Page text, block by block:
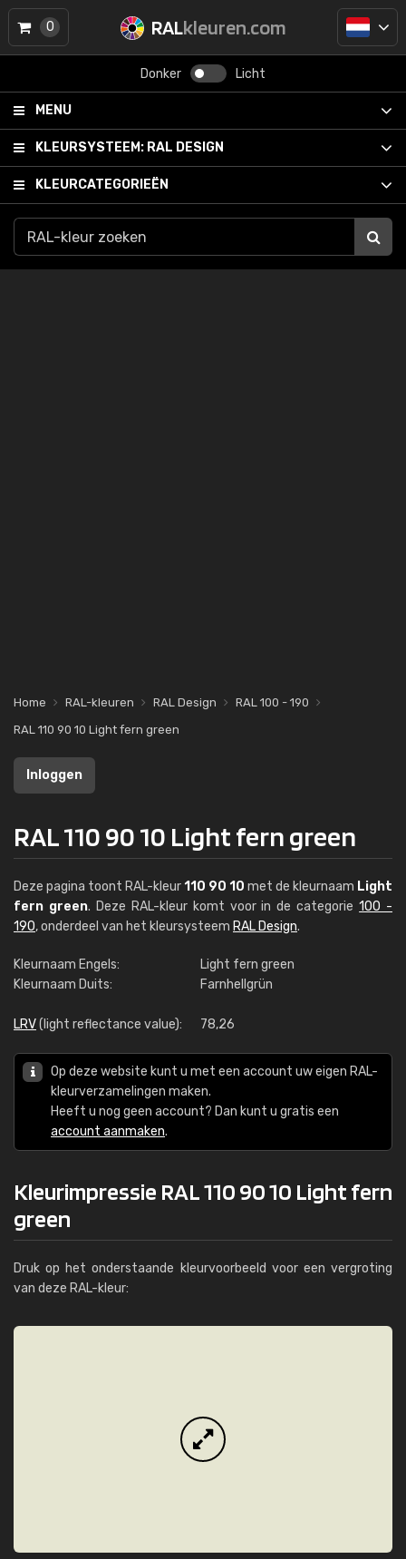
RALkleuren.com
Donker Licht
MENU
KLEURSYSTEEM: RAL DESIGN
KLEURCATEGORIEËN
0
Home RAL-kleuren RAL Design
RAL 100 - 190
RAL 110 90 10 Light fern green
Inloggen
RAL 110 90 10 Light fern green
Deze pagina toont RAL-kleur110 90 10 met de kleurnaam Light
fern green. Deze RAL-kleur komt voor in de categorie100 -
190, onderdeel van het kleursysteem RAL Design.
Kleurnaam Engels:
Light fern green
Kleurnaam Duits:
Farnhellgrün
LRV(light reflectance value): 78,26
Op deze website kunt u met een account uw eigen RAL-
kleurverzamelingen maken.
Heeft u nog geen account? Dan kunt u gratis een
account aanmaken.
Kleurimpressie RAL 110 90 10 Light fern
green
Druk op het onderstaande kleurvoorbeeld voor een vergroting
van deze RAL-kleur: